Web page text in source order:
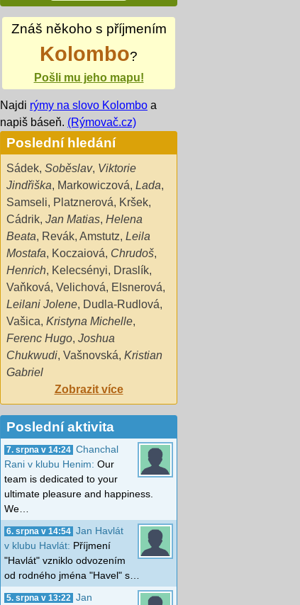
Znáš někoho s příjmením
Kolombo?
Pošli mu jeho mapu!
Najdi rýmy na slovo Kolombo a
napiš báseň. (Rýmovač.cz)
Poslední hledání
Sádek, Soběslav, Viktorie
Jindřiška, Markowiczová, Lada,
Samseli, Platznerová, Kršek,
Cádrik, Jan Matias, Helena
Beata, Revák, Amstutz, Leila
Mostafa, Koczaiová, Chrudoš,
Henrich, Kelecsényi, Draslík,
Vaňková, Velichová, Elsnerová,
Leilani Jolene, Dudla-Rudlová,
Vašica, Kristyna Michelle,
Ferenc Hugo, Joshua
Chukwudi, Vašnovská, Kristian
Gabriel
Zobrazit více
Poslední aktivita
7. srpna v 14:24 Chanchal
Rani v klubu Henim: Our
team is dedicated to your
ultimate pleasure and happiness.
We…
6. srpna v 14:54 Jan Havlát
v klubu Havlát: Příjmení
"Havlát" vzniklo odvozením
od rodného jména "Havel" s…
5. srpna v 13:22
Jan